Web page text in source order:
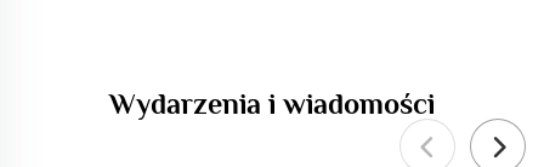
Wydarzenia i wiadomości